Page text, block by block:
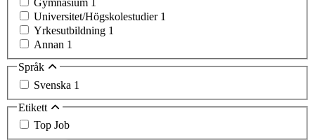
Gymnasium 1
Universitet/Högskolestudier 1
Yrkesutbildning 1
Annan 1
Språk
Svenska 1
Etikett
Top Job